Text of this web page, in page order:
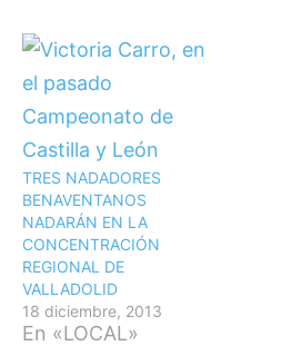
TRES NADADORES
BENAVENTANOS
NADARÁN EN LA
CONCENTRACIÓN
REGIONAL DE
VALLADOLID
18 diciembre, 2013
En «LOCAL»